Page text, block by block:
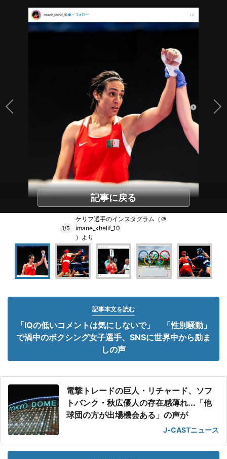
記事に戻る
1/5
ケリフ選手のインスタグラム（＠
imane_khelif_10
）より
記事本文を読む
「IQの低いコメントは気にしないで」 「性別騒動」
で渦中のボクシング女子選手、SNSに世界中から励ま
しの声
電撃トレードの巨人・リチャード、ソフ
トバンク・秋広優人の存在感薄れ...「他
球団の方が出場機会ある」の声が
J-CASTニュース